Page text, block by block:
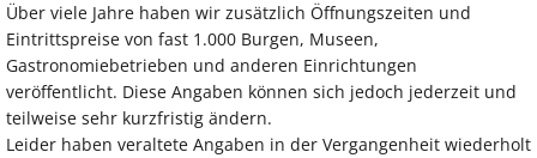
Über viele Jahre haben wir zusätzlich Öffnungszeiten und
Eintrittspreise von fast 1.000 Burgen, Museen,
Gastronomiebetrieben und anderen Einrichtungen
veröffentlicht. Diese Angaben können sich jedoch jederzeit und
teilweise sehr kurzfristig ändern.
Leider haben veraltete Angaben in der Vergangenheit wiederholt